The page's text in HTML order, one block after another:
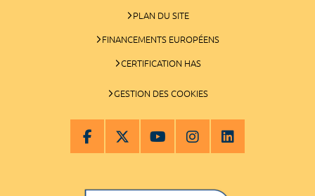
PLAN DU SITE
FINANCEMENTS EUROPÉENS
CERTIFICATION HAS
GESTION DES COOKIES